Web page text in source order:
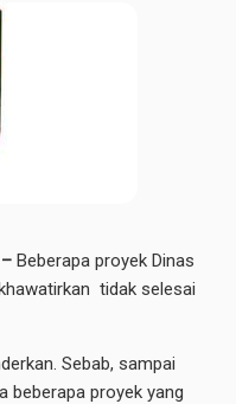
– Beberapa proyek Dinas
tidak selesai
Sebab, sampai
beberapa proyek yang